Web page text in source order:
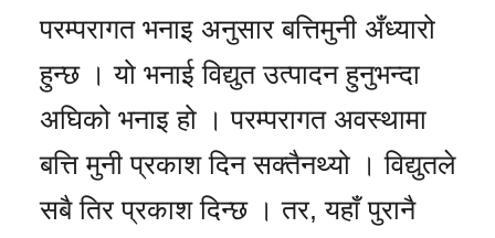
परम्परागत भनाइ अनुसार बत्तिमुनी अँध्यारो
हुन्छ । यो भनाई विद्युत उत्पादन हुनुभन्दा
अघिको भनाइ हो । परम्परागत अवस्थामा
बत्ति मुनी प्रकाश दिन सक्तैनथ्यो । विद्युतले
सबै तिर प्रकाश दिन्छ । तर, यहाँ पुरानै